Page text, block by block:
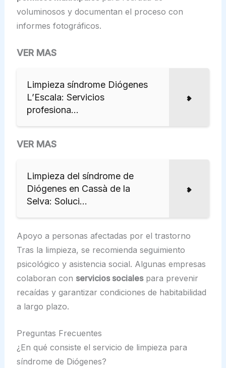
voluminosos y documentan el proceso con
informes fotográficos.
VER MAS
Limpieza síndrome Diógenes
L’Escala: Servicios
profesiona...
VER MAS
Limpieza del síndrome de
Diógenes en Cassà de la
Selva: Soluci...
Apoyo a personas afectadas por el trastorno
Tras la limpieza, se recomienda seguimiento
psicológico y asistencia social. Algunas empresas
colaboran con servicios socialespara prevenir
recaídas y garantizar condiciones de habitabilidad
a largo plazo.
Preguntas Frecuentes
¿En qué consiste el servicio de limpieza para
síndrome de Diógenes?